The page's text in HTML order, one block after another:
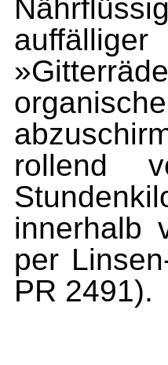
auffälliger
rollend
innerhalb
per
PR 2491).